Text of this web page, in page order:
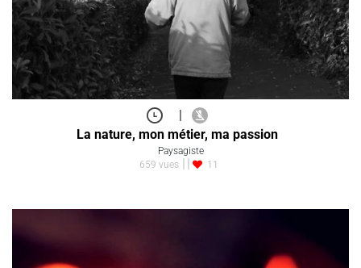
|
La nature, mon métier, ma passion
Paysagiste
659 vues
11